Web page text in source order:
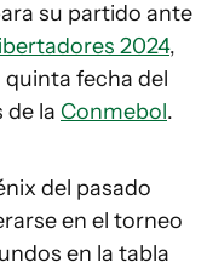
su partido ante
2024,
fecha del
de la Conmebol.
del pasado
en el torneo
en la tabla